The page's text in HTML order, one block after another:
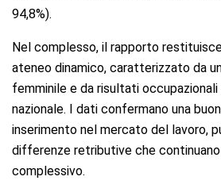
94,8%).
Nel complesso, il rapporto restituisce
ateneo dinamico, caratterizzato da
femminile e da risultati occupazionali
nazionale. I dati confermano una
inserimento nel mercato del lavoro,
differenze retributive che continuano
complessivo.